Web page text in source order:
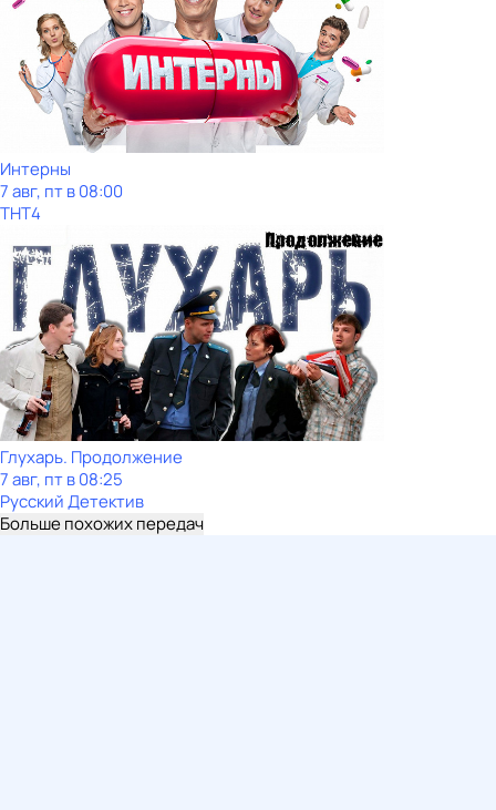
Интерны
7 авг, пт в 08:00
ТНТ4
Глухарь. Продолжение
7 авг, пт в 08:25
Русский Детектив
Больше похожих передач